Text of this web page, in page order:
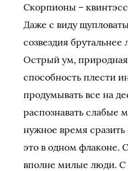
Скорпионы –
Даже с виду
созвездия брутальнее
Острый ум, природная
способность плести
продумывать все на
распознавать слабые
нужное время
это в одном флаконе.
вполне милые люди. С